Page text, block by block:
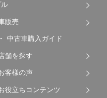
販売
中古車購入ガイド
舗を探す
客様の声
役立ちコンテンツ